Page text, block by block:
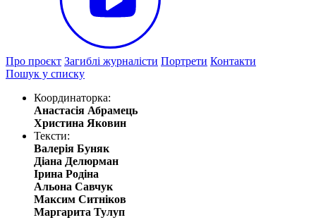
Про проєкт Загиблі журналісти Портрети Контакти
Пошук у списку
Координаторка:
Анастасія Абрамець
Христина Яковин
Тексти:
Валерія Буняк
Діана Делюрман
Ірина Родіна
Альона Савчук
Максим Ситніков
Маргарита Тулуп